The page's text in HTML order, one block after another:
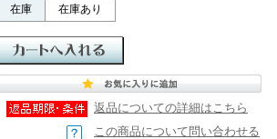
在庫 在庫あり
返品についての詳細はこちら
この商品について問い合わせる